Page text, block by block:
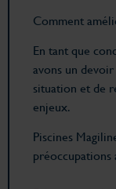
Comment
En tant que
avons un
situation et de
enjeux.
Piscines
préoccupations